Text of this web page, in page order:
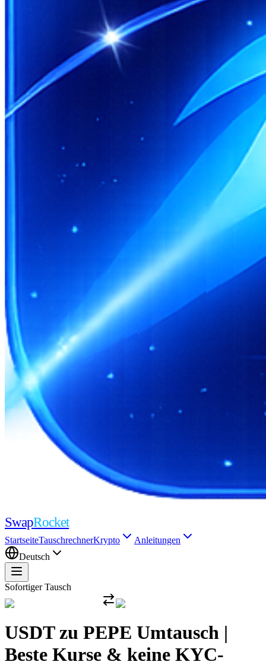
SwapRocket
StartseiteTauschrechnerKrypto
Anleitungen
Deutsch
Sofortiger Tausch
USDT zu PEPE Umtausch |
Beste Kurse & keine KYC-